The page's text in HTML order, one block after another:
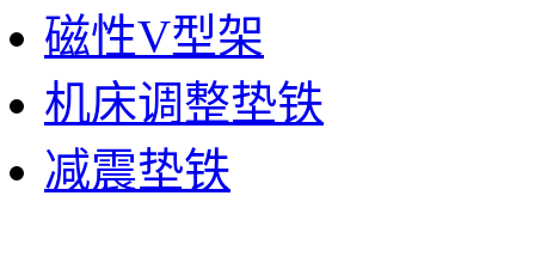
磁性V型架
机床调整垫铁
减震垫铁